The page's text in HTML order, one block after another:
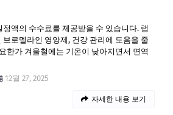
액의 수수료를 제공받을 수 있습니다. 랩
로멜라인 영양제, 건강 관리에 도움을 줄
한가 겨울철에는 기온이 낮아지면서 면역
12월 27, 2025
자세한 내용 보기